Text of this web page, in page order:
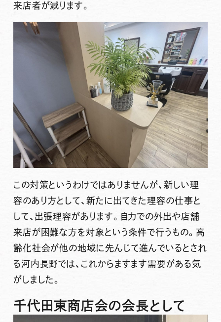
来店者が減ります。
この対策というわけではありませんが、新しい理
容のあり方として、新たに出てきた理容の仕事と
して、出張理容があります。
自力での外出や店舗
来店が困難な方を対象という条件で行うもの。 高
齢化社会が他の地域に先んじて進んでいるとされ
る河内長野では、これからますます需要がある気
がしました。
千代田東商店会の会長として